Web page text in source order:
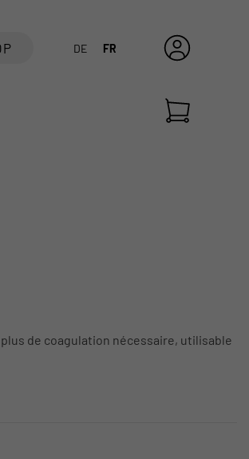
DE FR
de coagulation nécessaire, utilisable